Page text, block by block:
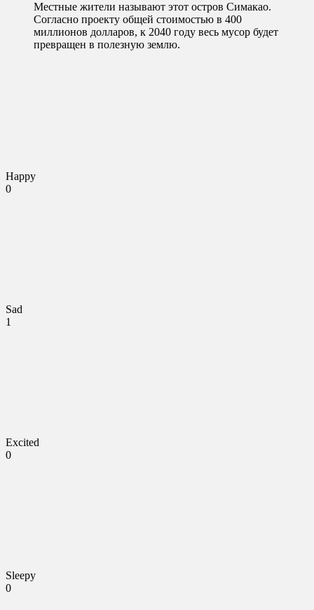
Местные жители называют этот остров Симакао.
Согласно проекту общей стоимостью в 400
миллионов долларов, к 2040 году весь мусор будет
превращен в полезную землю.
Happy
0
Sad
1
Excited
0
Sleepy
0